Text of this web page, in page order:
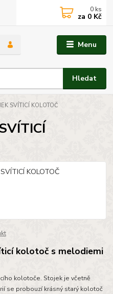
Menu
Hledat
0 ks
za 0 Kč
SVÍTICÍ KOLOTOČ
kolotoč s melodiemi
kolotoče. Stojek je včetně
se probouzí krásný starý kolotoč